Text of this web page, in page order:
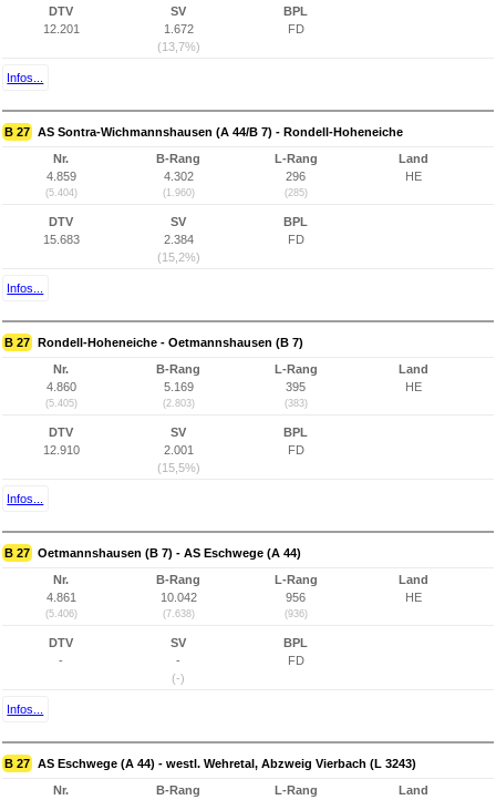
DTV
12.201
SV
1.672
(13,7%)
BPL
FD
Infos...
B 27 AS Sontra-Wichmannshausen (A 44/B 7) - Rondell-Hoheneiche
Nr.
4.859
(5.404)
B-Rang
4.302
(1.960)
L-Rang
296
(285)
Land
HE
DTV
15.683
SV
2.384
(15,2%)
BPL
FD
Infos...
B 27 Rondell-Hoheneiche - Oetmannshausen (B 7)
Nr.
4.860
(5.405)
B-Rang
5.169
(2.803)
L-Rang
395
(383)
Land
HE
DTV
12.910
SV
2.001
(15,5%)
BPL
FD
Infos...
B 27 Oetmannshausen (B 7) - AS Eschwege (A 44)
Nr.
4.861
(5.406)
B-Rang
10.042
(7.638)
L-Rang
956
(936)
Land
HE
DTV
-
SV
-
(-)
BPL
FD
Infos...
B 27 AS Eschwege (A 44) - westl. Wehretal, Abzweig Vierbach (L 3243)
Nr.
B-Rang
L-Rang
Land